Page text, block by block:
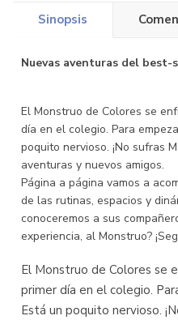
Sinopsis
Nuevas aventuras del
El Monstruo de Colores se
día en el colegio. Para
poquito nervioso. ¡No sufras
aventuras y nuevos amigos.
Página a página vamos a
de las rutinas, espacios y
conoceremos a sus
experiencia, al Monstruo?
El Monstruo de Colores se
primer día en el colegio.
Está un poquito nervioso.